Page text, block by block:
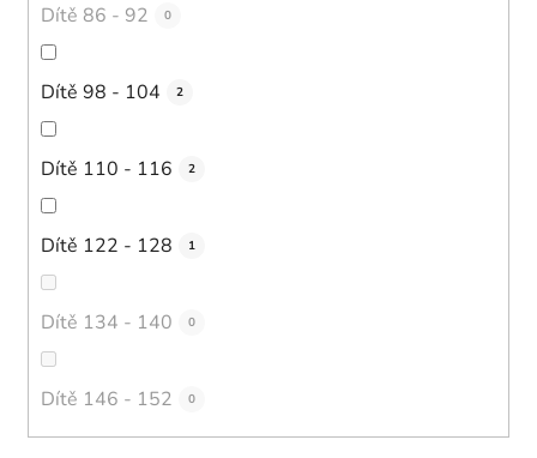
Dítě 86 - 92 0
Dítě 98 - 104 2
Dítě 110 - 116 2
Dítě 122 - 128 1
Dítě 134 - 140 0
Dítě 146 - 152 0